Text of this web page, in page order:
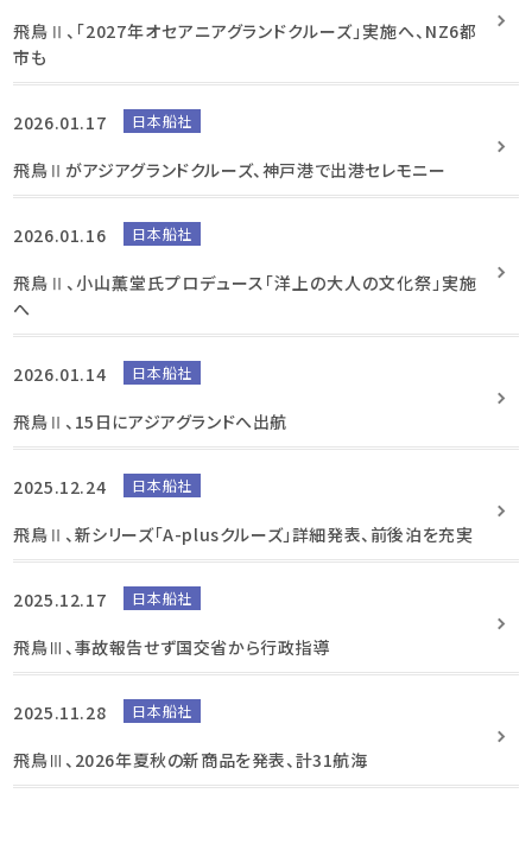
飛鳥Ⅱ、「2027年オセアニアグランドクルーズ」実施へ、NZ6都
市も
2026.01.17 日本船社
飛鳥Ⅱがアジアグランドクルーズ、神戸港で出港セレモニー
2026.01.16 日本船社
飛鳥Ⅱ、小山薫堂氏プロデュース「洋上の大人の文化祭」実施
へ
2026.01.14 日本船社
飛鳥Ⅱ、15日にアジアグランドへ出航
2025.12.24 日本船社
飛鳥Ⅱ、新シリーズ「A-plusクルーズ」詳細発表、前後泊を充実
2025.12.17 日本船社
飛鳥Ⅲ、事故報告せず国交省から行政指導
2025.11.28 日本船社
飛鳥Ⅲ、2026年夏秋の新商品を発表、計31航海